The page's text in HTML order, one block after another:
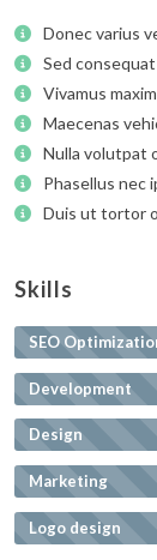
Donec varius
Sed
Vivamus
Maecenas
Nulla volutpat
Phasellus nec
Duis ut tortor
Skills
SEO
Development
Design
Marketing
Logo design